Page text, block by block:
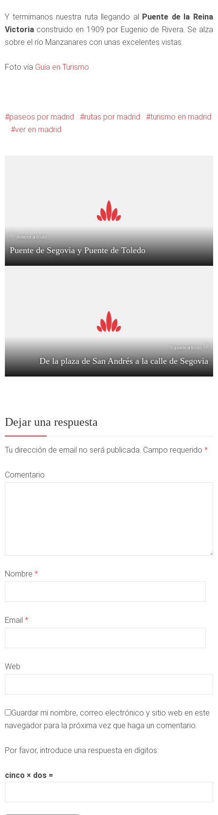
Y termimanos nuestra ruta llegando al Puente de la Reina
Victoria construido en 1909 por Eugenio de Rivera. Se alza
sobre el río Manzanares con unas excelentes vistas.
Foto vía Guía en Turismo
paseos por madrid rutas por madrid
turismo en madrid
ver en madrid
Anterior artículo
Puente de Segovia y Puente de Toledo
Siguiente artículo
De la plaza de San Andrés a la calle de Segovia
Dejar una respuesta
Tu dirección de email no será publicada. Campo requerido *
Comentario
Nombre *
Email *
Web
Guardar mi nombre, correo electrónico y sitio web en este
navegador para la próxima vez que haga un comentario.
Por favor, introduce una respuesta en dígitos:
cinco × dos =